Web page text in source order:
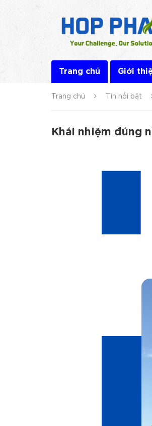
Trang chủ Giới
Trang chủ Tin nổi bật
Khái nhiệm đúng